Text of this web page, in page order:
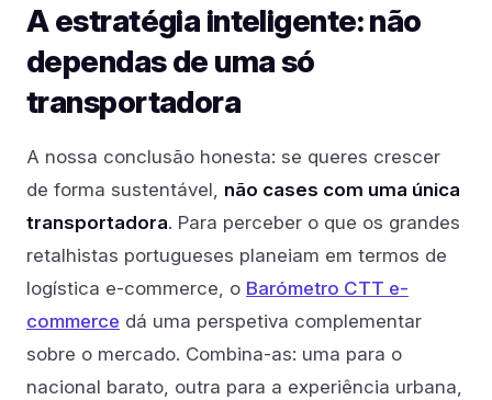
A estratégia inteligente: não
dependas de uma só
transportadora
A nossa conclusão honesta: se queres crescer
de forma sustentável, não cases com uma única
transportadora. Para perceber o que os grandes
retalhistas portugueses planeiam em termos de
logística e-commerce, o Barómetro CTT e-
commerce dá uma perspetiva complementar
sobre o mercado. Combina-as: uma para o
nacional barato, outra para a experiência urbana,